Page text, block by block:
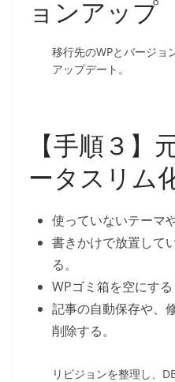
ョンアップ
移行先のWPとバージョ
アップデート。
【手順３】
ータスリム
使っていないテーマ
書きかけで放置して
る。
WPゴミ箱を空にする
記事の自動保存や、
削除する。
リビジョンを整理し、